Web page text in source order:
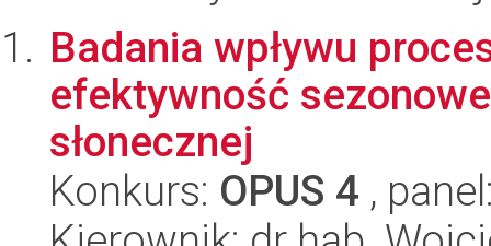
Badania wpływu
efektywność
słonecznej
Konkurs: OPUS 4 ,